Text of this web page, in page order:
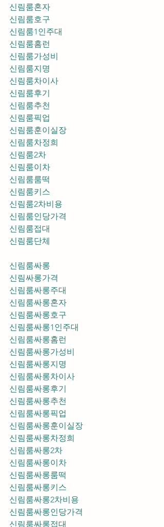
신림룸혼자
신림룸호구
신림룸1인주대
신림룸홈런
신림룸가성비
신림룸지명
신림룸차이사
신림룸후기
신림룸추천
신림룸훈이실장
신림룸차정희
신림룸2차
신림룸이차
신림룸룸떡
신림룸키스
신림룸2차비용
신림룸인당가격
신림룸접대
신림룸단체
신림룸싸롱
신림싸롱가격
신림룸싸롱주대
신림룸싸롱혼자
신림룸싸롱호구
신림룸싸롱1인주대
신림룸싸롱홈런
신림룸싸롱가성비
신림룸싸롱지명
신림룸싸롱차이사
신림룸싸롱후기
신림룸싸롱추천
신림룸싸롱훈이실장
신림룸싸롱차정희
신림룸싸롱2차
신림룸싸롱이차
신림룸싸롱룸떡
신림룸싸롱키스
신림룸싸롱2차비용
신림룸싸롱인당가격
신림룸싸롱접대